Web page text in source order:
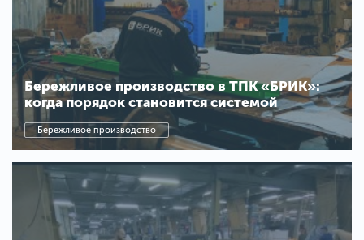
Бережливое производство в ТПК «БРИК»:
когда порядок становится системой
Бережливое производство